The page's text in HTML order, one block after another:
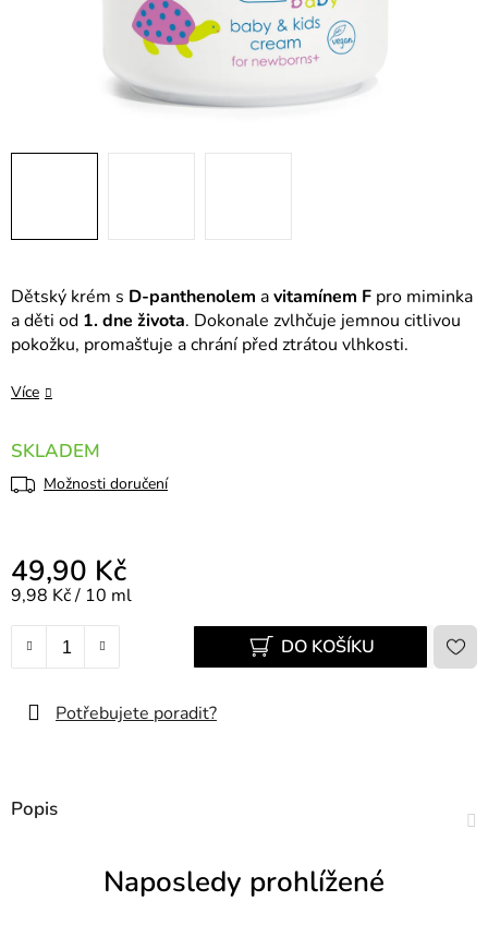
Dětský krém s D-panthenolem avitamínem F pro miminka
a děti od 1. dne života. Dokonale zvlhčuje jemnou citlivou
pokožku, promašťuje a chrání před ztrátou vlhkosti.
Více
SKLADEM
Možnosti doručení
49,90 Kč
Měrná cena:
9,98 Kč / 10 ml
DO KOŠÍKU
Potřebujete poradit?
Popis
Naposledy prohlížené